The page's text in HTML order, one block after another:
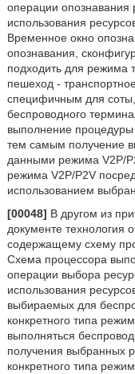
операции опознавания
использования
Временное окно
опознавания,
подходить для режима
пешеход -
специфичным для
беспроводного
выполнение процедуры
тем самым получение
данными режима V2P/
режима V2P/P2V
использованием
[00048] В другом из
документе технология
содержащему схему
Схема процессора
операции выбора
использования
выбираемых для
конкретного типа
выполняться
получения выбранных
конкретного типа